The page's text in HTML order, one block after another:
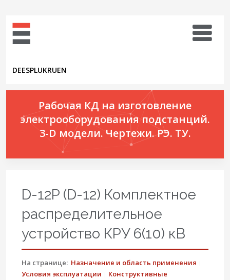
DEESPLUKRUEN
Рабочая КД на изготовление
электрооборудования подстанций.
3-D модели. Чертежи. РЭ. ТУ.
D-12P (D-12) Комплектное
распределительное
устройство КРУ 6(10) кВ
На странице: Назначение и область применения
Условия эксплуатации
Конструктивные